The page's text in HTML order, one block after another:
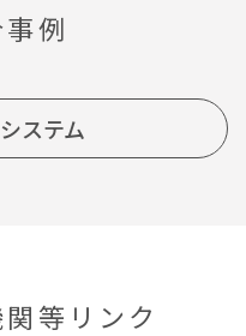
例
ステム
等リンク